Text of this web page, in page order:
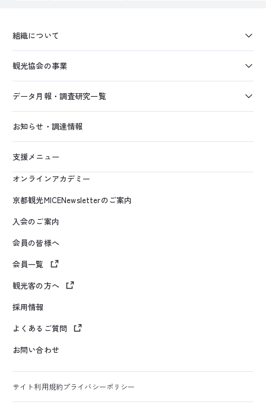
組織について
観光協会の事業
データ月報・調査研究一覧
お知らせ・調達情報
支援メニュー
オンラインアカデミー
京都観光MICENewsletterのご案内
入会のご案内
会員の皆様へ
会員一覧
観光客の方へ
採用情報
よくあるご質問
お問い合わせ
サイト利用規約プライバシーポリシー